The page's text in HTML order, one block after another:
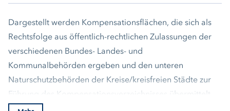
Dargestellt werden Kompensationsflächen, die sich als
Rechtsfolge aus öffentlich-rechtlichen Zulassungen der
verschiedenen Bundes- Landes- und
Kommunalbehörden ergeben und den unteren
Naturschutzbehörden der Kreise/kreisfreien Städte zur
Führung des Kompensationsverzeichnisses übermittelt
wurden. Das Landesamt für Landwirtschaft, Umwelt und